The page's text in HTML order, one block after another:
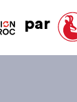
par